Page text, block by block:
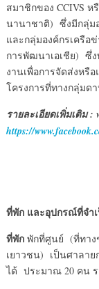
สมาชิกของ CCIVS
นานาชาติ) ซึ่งมีกลุ่มอ
และกลุ่มองค์กรเครือ
การพัฒนาเอเชีย) ซึ่ง
งานเพื่อการจัดส่งหรื
โครงการที่ทางกลุ่มด
รายละเอียดเพิ่มเติม:
https://
ที่พัก และอุปกรณ์ที่จำ
ที่พักพักที่ศูนย์ (ที่ทาง
เยาวชน) เป็นศาลา
ได้ ประมาณ 20 คน